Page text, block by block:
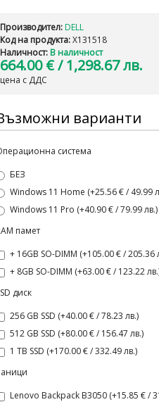
Производител: DELL
Код на продукта: X131518
Наличност: В наличност
664.00 € / 1,298.67 лв.
цена с ДДС
варианти
система
БЕЗ
Windows 11 Home (+25.56 € / 49.99
Windows 11 Pro (+40.90 € / 79.99 лв.)
памет
+ 16GB SO-DIMM (+105.00 € / 205.36
+ 8GB SO-DIMM (+63.00 € / 123.22
диск
256 GB SSD (+40.00 € / 78.23 лв.)
512 GB SSD (+80.00 € / 156.47 лв.)
1 TB SSD (+170.00 € / 332.49 лв.)
Lenovo Backpack B3050 (+15.85 € /